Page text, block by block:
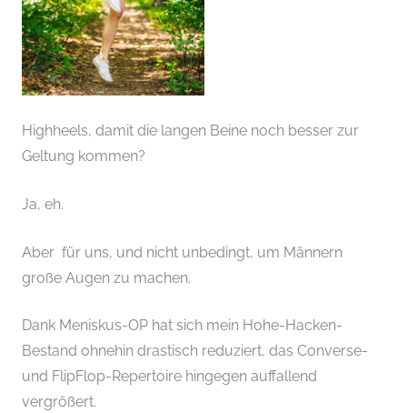
Highheels, damit die langen Beine noch besser zur
Geltung kommen?
Ja, eh.
Aber für uns, und nicht unbedingt, um Männern
große Augen zu machen.
Dank Meniskus-OP hat sich mein Hohe-Hacken-
Bestand ohnehin drastisch reduziert, das Converse-
und FlipFlop-Repertoire hingegen auffallend
vergrößert.